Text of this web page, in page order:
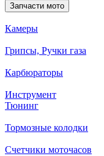
Запчасти мото
Камеры
Грипсы, Ручки газа
Карбюраторы
Инструмент
Тюнинг
Тормозные колодки
Счетчики моточасов